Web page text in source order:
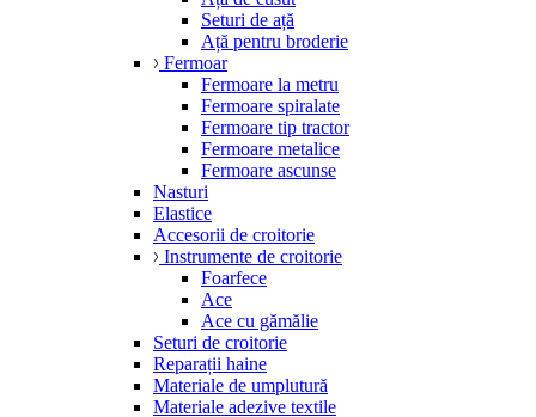
Seturi de ață
Ață pentru broderie
Fermoar
Fermoare la metru
Fermoare spiralate
Fermoare tip tractor
Fermoare metalice
Fermoare ascunse
Nasturi
Elastice
Accesorii de croitorie
Instrumente de croitorie
Foarfece
Ace
Ace cu gămălie
Seturi de croitorie
Reparații haine
Materiale de umplutură
Materiale adezive textile